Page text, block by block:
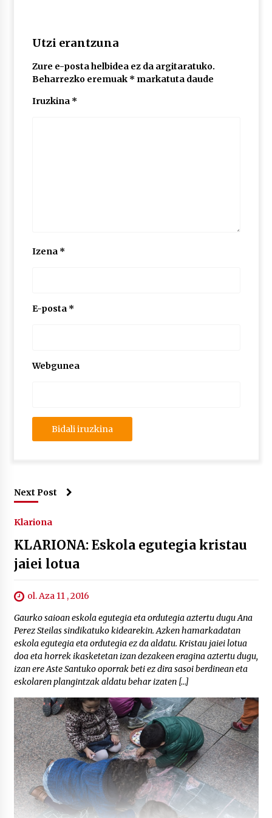
Tiga, Twisted Teens, Underscores, Habia
2026/07/02
Utzi erantzuna
Zure e-posta helbidea ez da argitaratuko.
Beharrezko eremuak * markatuta daude
Iruzkina *
Izena *
E-posta *
Webgunea
Next Post
Klariona
KLARIONA: Eskola egutegia kristau
jaiei lotua
ol. Aza 11 , 2016
Gaurko saioan eskola egutegia eta ordutegia aztertu dugu Ana
Perez Steilas sindikatuko kidearekin. Azken hamarkadatan
eskola egutegia eta ordutegia ez da aldatu. Kristau jaiei lotua
doa eta horrek ikasketetan izan dezakeen eragina aztertu dugu,
izan ere Aste Santuko oporrak beti ez dira sasoi berdinean eta
eskolaren plangintzak aldatu behar izaten […]